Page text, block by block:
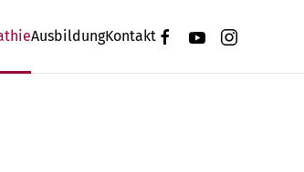
AusbildungKontakt